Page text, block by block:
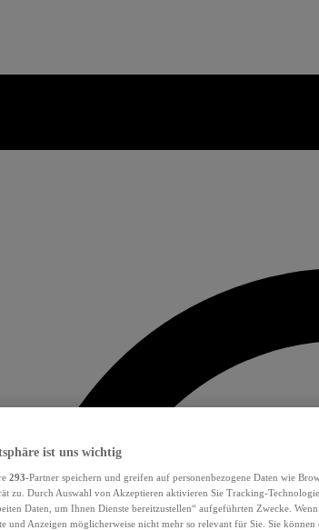
ist uns wichtig
293-Partner speichern und greifen auf personenbezogene Daten wie
zu. Durch Auswahl von Akzeptieren aktivieren Sie Tracking-
Daten, um Ihnen Dienste bereitzustellen“ aufgeführten Zwecke.
und Anzeigen möglicherweise nicht mehr so relevant für Sie. Sie können